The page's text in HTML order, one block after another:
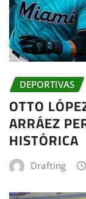
DEPORTIVAS
OTTO
ARRÁEZ
HISTÓRICA
Drafting